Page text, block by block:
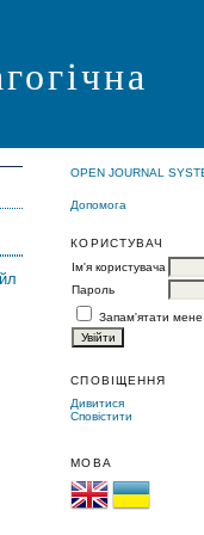
OPEN JOURNAL
Допомога
КОРИСТУВАЧ
Ім'я користувача
Пароль
Запам'ятати мене
СПОВІЩЕННЯ
Дивитися
Сповістити
МОВА